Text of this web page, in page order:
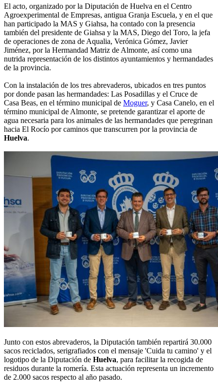
El acto, organizado por la Diputación de Huelva en el Centro
Agroexperimental de Empresas, antigua Granja Escuela, y en el que
han participado la MAS y Giahsa, ha contado con la presencia
también del presidente de Giahsa y la MAS, Diego del Toro, la jefa
de operaciones de zona de Aqualia, Verónica Gómez, Javier
Jiménez, por la Hermandad Matriz de Almonte, así como una
nutrida representación de los distintos ayuntamientos y hermandades
de la provincia.
Con la instalación de los tres abrevaderos, ubicados en tres puntos
por donde pasan las hermandades: Las Posadillas y el Cruce de
Casa Beas, en el término municipal de Moguer, y Casa Canelo, en el
término municipal de Almonte, se pretende garantizar el aporte de
agua necesaria para los animales de las hermandades que peregrinan
hacia El Rocío por caminos que transcurren por la provincia de
Huelva.
Junto con estos abrevaderos, la Diputación también repartirá 30.000
sacos reciclados, serigrafiados con el mensaje 'Cuida tu camino' y el
logotipo de la Diputación de Huelva, para facilitar la recogida de
residuos durante la romería. Esta actuación representa un incremento
de 2.000 sacos respecto al año pasado.